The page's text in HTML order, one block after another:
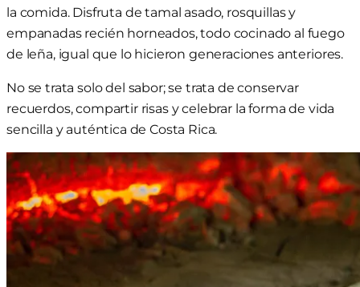
la comida. Disfruta de tamal asado, rosquillas y
empanadas recién horneados, todo cocinado al fuego
de leña, igual que lo hicieron generaciones anteriores.
No se trata solo del sabor; se trata de conservar
recuerdos, compartir risas y celebrar la forma de vida
sencilla y auténtica de Costa Rica.